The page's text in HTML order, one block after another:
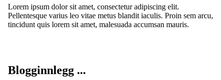
Lorem ipsum dolor sit amet, consectetur adipiscing elit.
Pellentesque varius leo vitae metus blandit iaculis. Proin sem arcu,
tincidunt quis lorem sit amet, malesuada accumsan mauris.
Blogginnlegg ...